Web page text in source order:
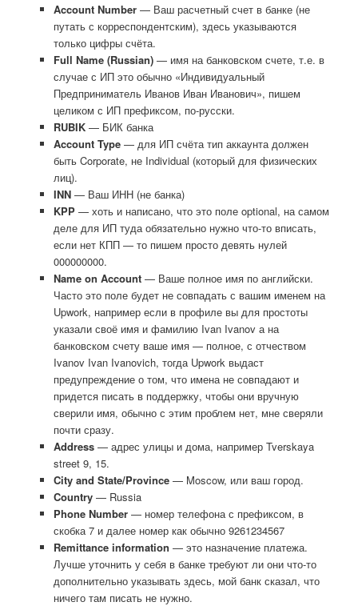
Account Number— Ваш расчетный счет в банке (не
путать с корреспондентским), здесь указываются
только цифры счёта.
Full Name (Russian)— имя на банковском счете, т.е. в
случае с ИП это обычно «Индивидуальный
Предприниматель Иванов Иван Иванович», пишем
целиком с ИП префиксом, по-русски.
RUBIK— БИК банка
Account Type— для ИП счёта тип аккаунта должен
быть Corporate, не Individual (который для физических
лиц).
INN— Ваш ИНН (не банка)
KPP— хоть и написано, что это поле optional, на самом
деле для ИП туда обязательно нужно что-то вписать,
если нет КПП — то пишем просто девять нулей
000000000.
Name on Account— Ваше полное имя по английски.
Часто это поле будет не совпадать с вашим именем на
Upwork, например если в профиле вы для простоты
указали своё имя и фамилию Ivan Ivanov а на
банковском счету ваше имя — полное, с отчеством
Ivanov Ivan Ivanovich, тогда Upwork выдаст
предупреждение о том, что имена не совпадают и
придется писать в поддержку, чтобы они вручную
сверили имя, обычно с этим проблем нет, мне сверяли
почти сразу.
Address— адрес улицы и дома, например Tverskaya
street 9, 15.
City and State/Province— Moscow, или ваш город.
Country— Russia
Phone Number— номер телефона с префиксом, в
скобка 7 и далее номер как обычно 9261234567
Remittance information — это назначение платежа.
Лучше уточнить у себя в банке требуют ли они что-то
дополнительно указывать здесь, мой банк сказал, что
ничего там писать не нужно.